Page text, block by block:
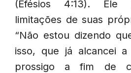
(Efésios 4:13). Ele
limitações de suas
“Não estou dizendo
isso, que já alcancei
prossigo a fim de